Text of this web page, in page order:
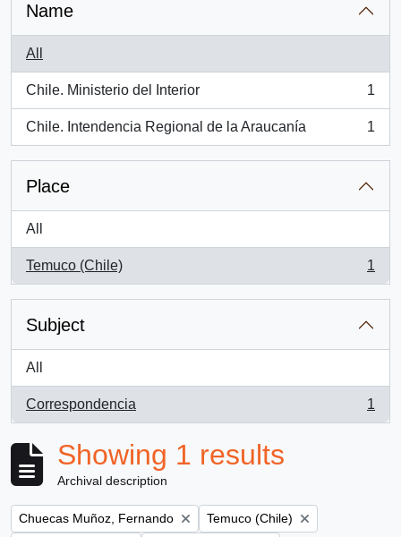
Name
All
Chile. Ministerio del Interior
, 1 results
1
Chile. Intendencia Regional de la Araucanía
, 1 results
1
Place
All
Temuco (Chile)
, 1 results
1
Subject
All
Correspondencia
, 1 results
1
Showing 1 results
Archival description
Remove filter:
Chuecas Muñoz, Fernando Remove filter:
Temuco (Chile)